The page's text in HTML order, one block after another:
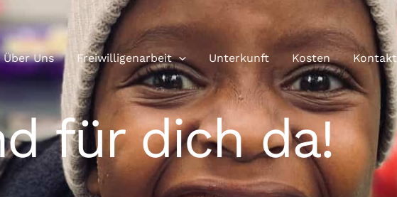
Über Uns Freiwilligenarbeit Unterkunft Kosten Kontakt
für dich da!